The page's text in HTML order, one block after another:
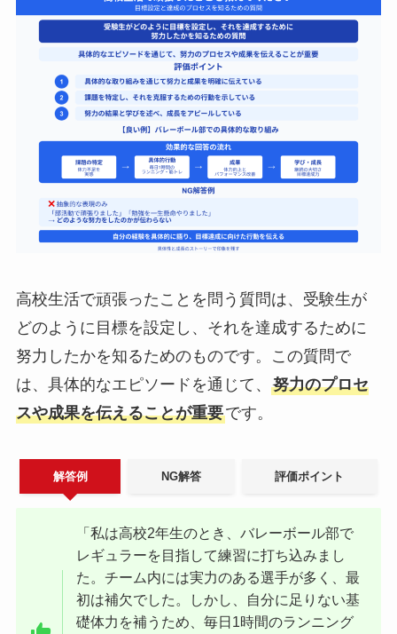
高校生活で頑張ったことを問う質問は、受験生が
どのように目標を設定し、それを達成するために
努力したかを知るためのものです。この質問で
は、具体的なエピソードを通じて、 努力のプロセ
スや成果を伝えることが重要です。
解答例 NG解答 評価ポイント
「私は高校2年生のとき、バレーボール部で
レギュラーを目指して練習に打ち込みまし
た。チーム内には実力のある選手が多く、最
初は補欠でした。しかし、自分に足りない基
礎体力を補うため、毎日1時間のランニング